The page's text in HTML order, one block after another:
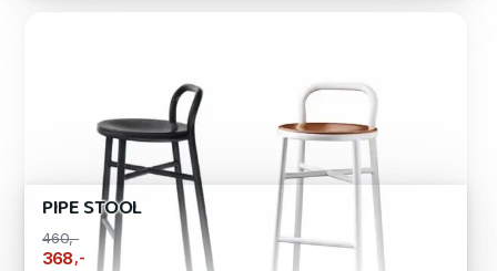
PIPE STOOL
460,-
368 ,-